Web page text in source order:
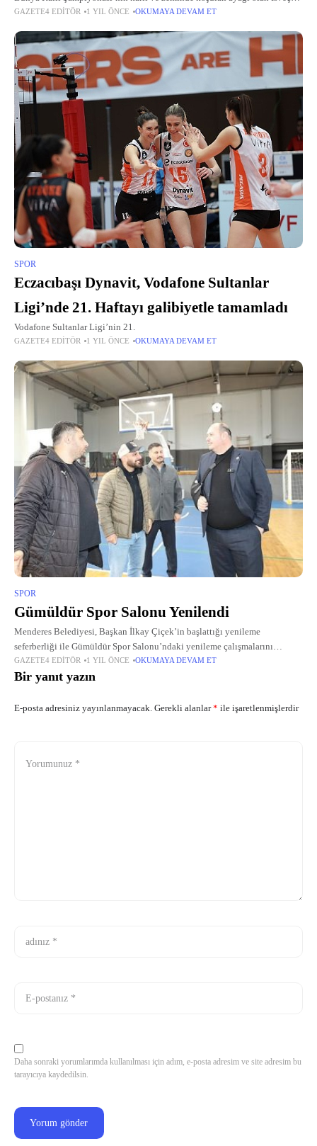
Rallisi’ni WRC3 sınıfında üçüncü sırada bitirerek podyuma çıkmayı
GAZETE4 EDITÖR 1 YIL ÖNCE OKUMAYA DEVAM ET
SPOR
Eczacıbaşı Dynavit, Vodafone Sultanlar
Ligi’nde 21. Haftayı galibiyetle tamamladı
Vodafone Sultanlar Ligi’nin 21.
GAZETE4 EDITÖR 1 YIL ÖNCE OKUMAYA DEVAM ET
SPOR
Gümüldür Spor Salonu Yenilendi
Menderes Belediyesi, Başkan İlkay Çiçek’in başlattığı yenileme
seferberliği ile Gümüldür Spor Salonu’ndaki yenileme çalışmalarını
tamamladı.
GAZETE4 EDITÖR 1 YIL ÖNCE OKUMAYA DEVAM ET
Bir yanıt yazın
E-posta adresiniz yayınlanmayacak. Gerekli alanlar* ile işaretlenmişlerdir
Daha sonraki yorumlarımda kullanılması için adım, e-posta adresim ve site adresim bu
tarayıcıya kaydedilsin.